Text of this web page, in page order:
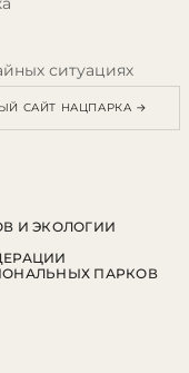
ситуациях
САЙТ НАЦПАРКА →
И ЭКОЛОГИИ
ПАРКОВ